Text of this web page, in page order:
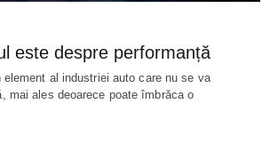
este despre performanță
element al industriei auto care nu se va
mai ales deoarece poate îmbrăca o